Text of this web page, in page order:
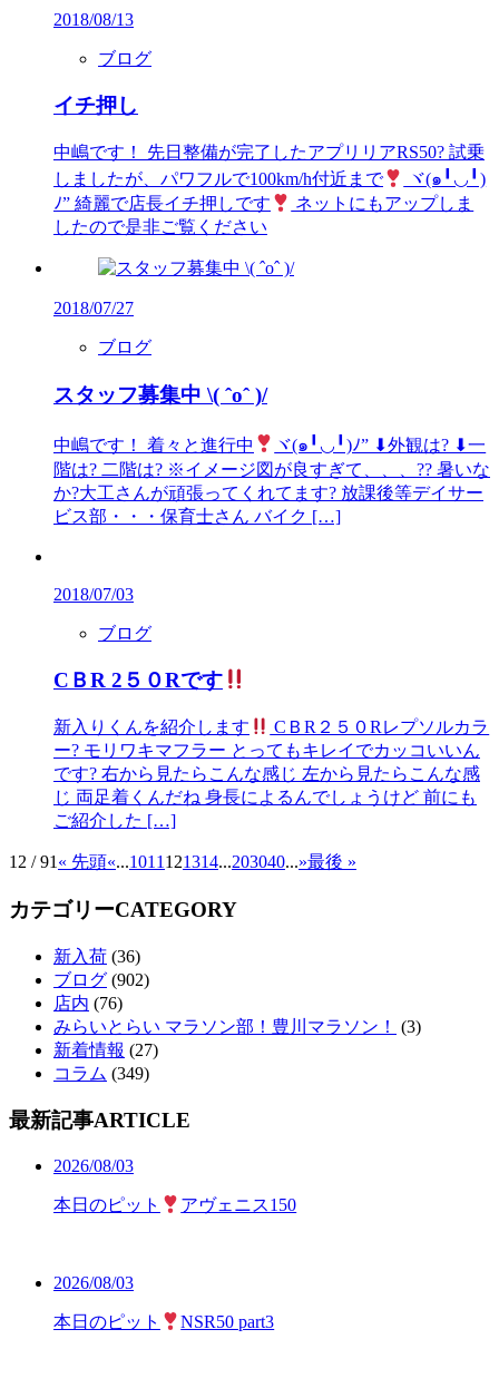
2018/08/13
ブログ
イチ押し
中嶋です！ 先日整備が完了したアプリリアRS50? 試乗
しましたが、パワフルで100km/h付近まで
ヾ(๑╹◡╹)
ﾉ” 綺麗で店長イチ押しです
ネットにもアップしま
したので是非ご覧ください
2018/07/27
ブログ
スタッフ募集中 \( ˆoˆ )/
中嶋です！ 着々と進行中
ヾ(๑╹◡╹)ﾉ” ⬇︎外観は? ⬇︎一
階は? 二階は? ※イメージ図が良すぎて、、、?? 暑いな
か?大工さんが頑張ってくれてます? 放課後等デイサー
ビス部・・・保育士さん バイク […]
2018/07/03
ブログ
CＢR 2５０Rです
新入りくんを紹介します
CＢR２５０Rレプソルカラ
ー? モリワキマフラー とってもキレイでカッコいいん
です? 右から見たらこんな感じ 左から見たらこんな感
じ 両足着くんだね 身長によるんでしょうけど 前にも
ご紹介した […]
12 / 91 « 先頭«...1011 121314...203040...»最後 »
カテゴリーCATEGORY
新入荷 (36)
ブログ (902)
店内 (76)
みらいとらい マラソン部！豊川マラソン！
(3)
新着情報 (27)
コラム (349)
最新記事ARTICLE
2026/08/03
本日のピット アヴェニス150
2026/08/03
本日のピット NSR50 part3